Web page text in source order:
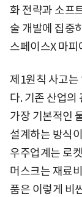
화 전략과 소프
술 개발에 집중
스페이스X 마
제1원칙 사고는
다. 기존 산업의
가장 기본적인
설계하는 방식
우주업계는 로
머스크는 재료
품은 이렇게 비